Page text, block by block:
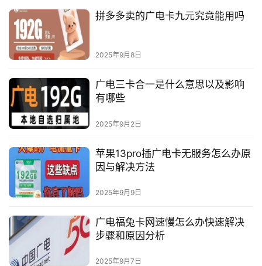
拼多多卖的广电卡九元究竟能用吗
2025年9月8日
广电三卡合一是什么意思以及影响
有哪些
2025年9月2日
苹果13pro插广电卡无服务怎么办原
因与解决方法
2025年9月9日
广电福兔卡网速慢怎么办快速解决
步骤和原因分析
2025年9月7日